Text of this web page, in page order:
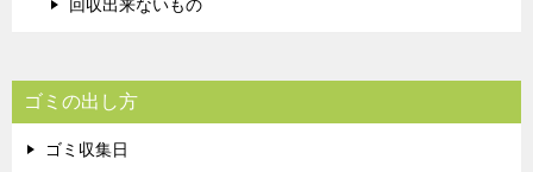
回収出来ないもの
ゴミの出し方
ゴミ収集日